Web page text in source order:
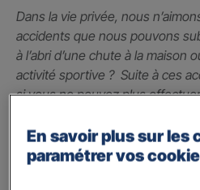
Dans la vie privée, nous
accidents que nous pouvons
à l’abri d’une chute à la maison
activité sportive ? Suite à ces
si vous ne pouvez plus
contrat qui peut vous
subi grâce à un capital qui vous
En savoir plus sur les
paramétrer vos